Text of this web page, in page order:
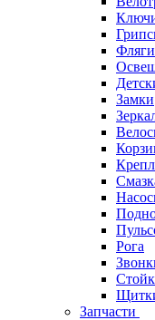
Замки
Рога
Запчасти